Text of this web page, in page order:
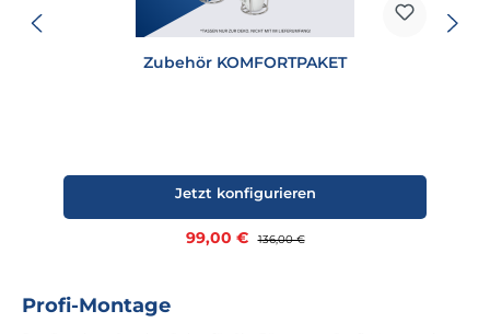
Zubehör KOMFORTPAKET
Verkaufspreis:
99,00 € Regulärer Preis:
136,00 €
Jetzt konfigurieren
Profi-Montage